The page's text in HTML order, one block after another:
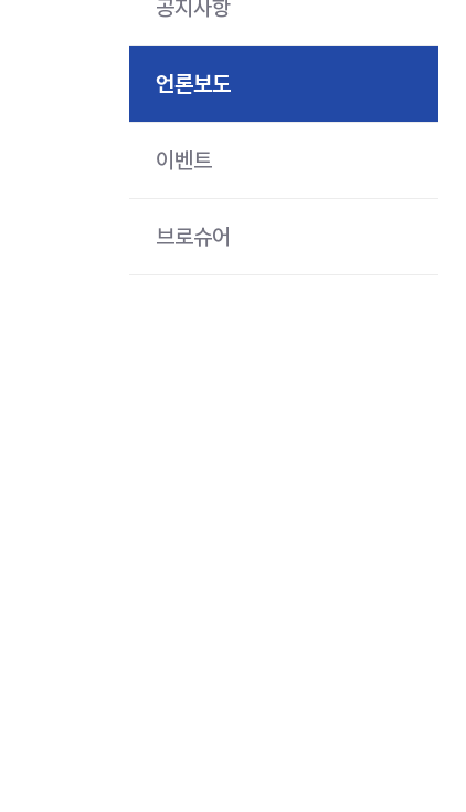
공지사항
언론보도
이벤트
브로슈어